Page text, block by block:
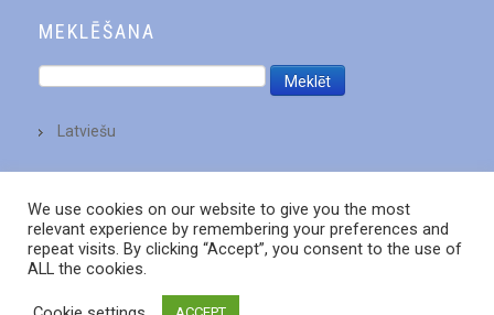
MEKLĒŠANA
Latviešu
We use cookies on our website to give you the most
relevant experience by remembering your preferences and
repeat visits. By clicking “Accept”, you consent to the use of
ALL the cookies.